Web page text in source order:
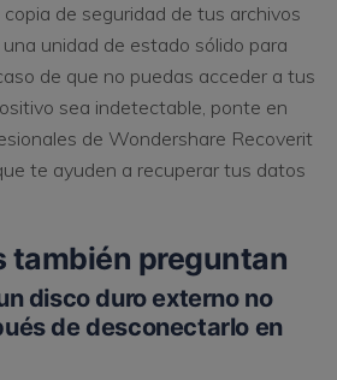
de seguridad de tus archivos
unidad de estado sólido para
de que no puedas acceder a tus
sea indetectable, ponte en
de Wondershare Recoverit
te ayuden a recuperar tus datos
también preguntan
disco duro externo no
de desconectarlo en